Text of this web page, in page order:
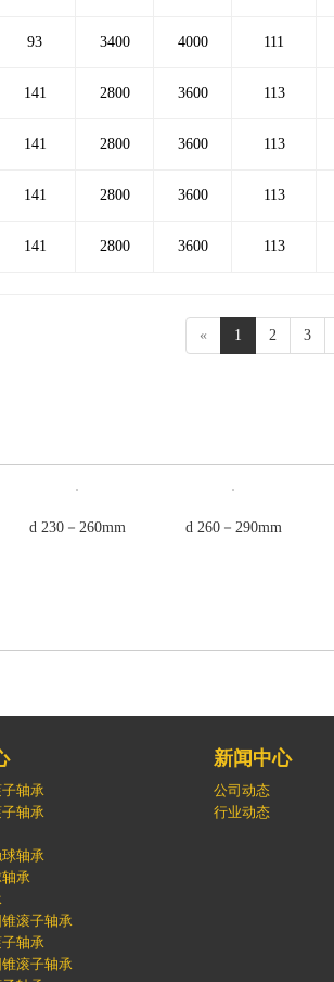
93 3400 4000 111
141 2800 3600 113
141 2800 3600 113
141 2800 3600 113
141 2800 3600 113
« 1 2 3
d 230－260mm d 260－290mm
轴承
轴承
轴承
承
滚子轴承
轴承
滚子轴承
新闻中心
公司动态
行业动态